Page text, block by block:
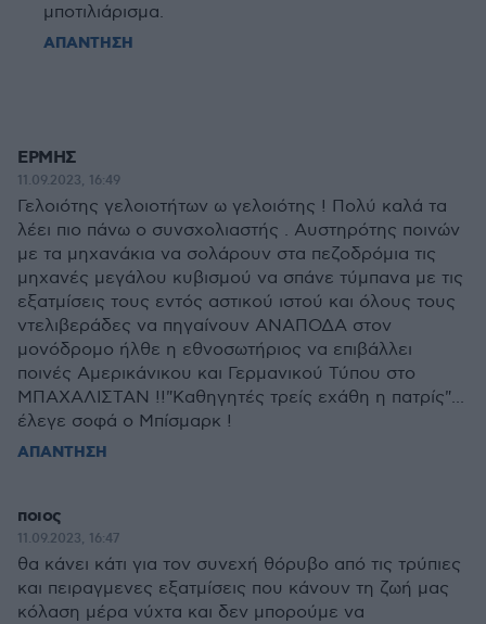
μποτιλιάρισμα.
ΑΠΑΝΤΗΣΗ
ΕΡΜΗΣ
11.09.2023, 16:49
Γελοιότης γελοιοτήτων ω γελοιότης ! Πολύ καλά τα
λέει πιο πάνω ο συνσχολιαστής . Αυστηρότης ποινών
με τα μηχανάκια να σολάρουν στα πεζοδρόμια τις
μηχανές μεγάλου κυβισμού να σπάνε τύμπανα με τις
εξατμίσεις τους εντός αστικού ιστού και όλους τους
ντελιβεράδες να πηγαίνουν ΑΝΑΠΟΔΑ στον
μονόδρομο ήλθε η εθνοσωτήριος να επιβάλλει
ποινές Αμερικάνικου και Γερμανικού Τύπου στο
ΜΠΑΧΑΛΙΣΤΑΝ !!"Καθηγητές τρείς εχάθη η πατρίς"...
έλεγε σοφά ο Μπίσμαρκ !
ΑΠΑΝΤΗΣΗ
ποιος
11.09.2023, 16:47
θα κάνει κάτι για τον συνεχή θόρυβο από τις τρύπιες
και πειραγμενες εξατμίσεις που κάνουν τη ζωή μας
κόλαση μέρα νύχτα και δεν μπορούμε να